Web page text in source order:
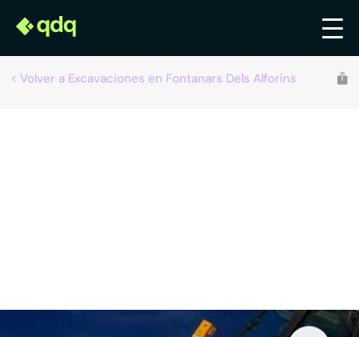
Volver a Excavaciones en Fontanars Dels Alforins